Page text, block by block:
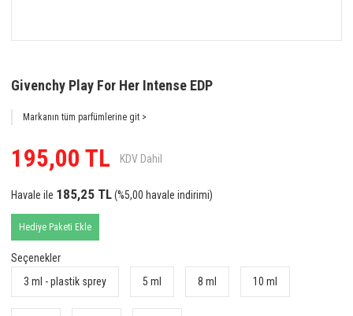
Givenchy Play For Her Intense EDP
Markanın tüm parfümlerine git >
195,00 TL KDV Dahil
Havale ile 185,25 TL(%5,00 havale indirimi)
Hediye Paketi Ekle
Seçenekler
3 ml - plastik sprey
5 ml 8 ml 10 ml